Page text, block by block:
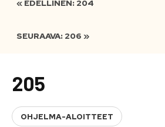
« EDELLINEN: 204
SEURAAVA: 206 »
205
OHJELMA-ALOITTEET